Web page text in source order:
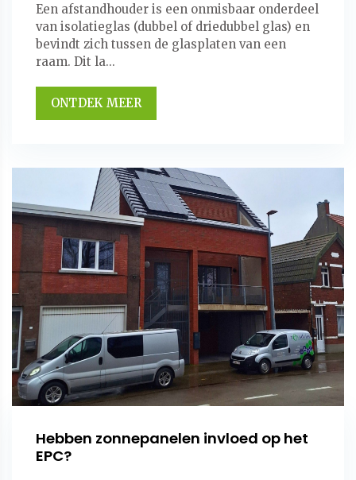
Een afstandhouder is een onmisbaar onderdeel
van isolatieglas (dubbel of driedubbel glas) en
bevindt zich tussen de glasplaten van een
raam. Dit la...
ONTDEK MEER
Hebben zonnepanelen invloed op het
EPC?